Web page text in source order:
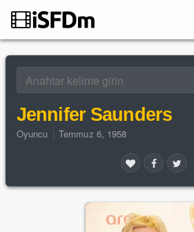
Jennifer Saunders
Oyuncu Temmuz 6, 1958